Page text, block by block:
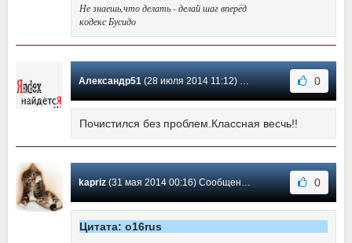
Не знаешь,что делать - делай шаг вперёд
кодекс Бусидо
Александр51(28 июля 2014 11:12) Сообщение #8 0
Почистился без проблем.Классная весчь!!
kapriz(31 мая 2014 00:16) Сообщение #7 0
Цитата: o16rus